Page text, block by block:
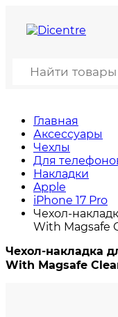
Главная
Аксессуары
Чехлы
Для
Накладки
Apple
iPhone 17 Pro
Чехол-
With Magsafe
Чехол-накладка
With Magsafe